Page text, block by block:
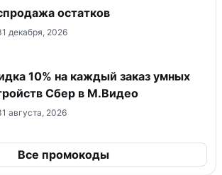
остатков
декабря, 2026
10% на каждый заказ умных
Сбер в М.Видео
августа, 2026
Все промокоды